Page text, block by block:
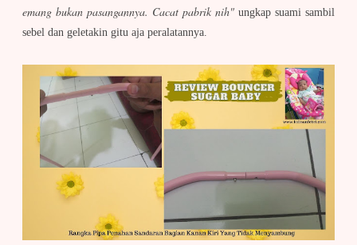
emang bukan pasangannya. Cacat pabrik nih" ungkap suami sambil
sebel dan geletakin gitu aja peralatannya.